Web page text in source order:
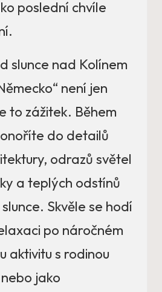
poslední chvíle
slunce nad Kolínem
není jen
to zážitek. Během
do detailů
odrazů světel
a teplých odstínů
Skvěle se hodí
po náročném
aktivitu s rodinou
jako